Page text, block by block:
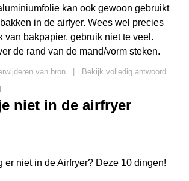
kan ook gewoon gebruikt
in de airfyer. Wees wel precies
van bakpapier, gebruik niet te veel.
de rand van de mand/vorm steken.
van bron
Bekijk volledig antwoord
niet in de airfryer
er niet in de Airfryer? Deze 10 dingen!